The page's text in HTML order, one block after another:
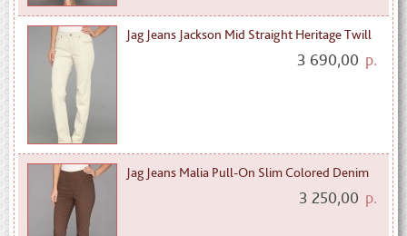
Jag Jeans Jackson Mid Straight Heritage Twill
3 690,00 р.
Jag Jeans Malia Pull-On Slim Colored Denim
3 250,00 р.